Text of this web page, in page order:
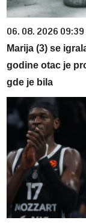
06. 08. 2026 09:39
Marija (3) se
godine otac je
gde je bila